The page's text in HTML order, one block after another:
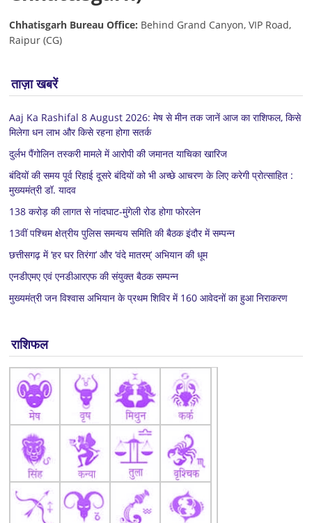
Chhatisgarh Bureau Office: Behind Grand Canyon, VIP Road,
Raipur (CG)
ताज़ा खबरें
Aaj Ka Rashifal 8 August 2026: मेष से मीन तक जानें आज का राशिफल, किसे
मिलेगा धन लाभ और किसे रहना होगा सतर्क
दुर्लभ पैंगोलिन तस्करी मामले में आरोपी की जमानत याचिका खारिज
बंदियों की समय पूर्व रिहाई दूसरे बंदियों को भी अच्छे आचरण के लिए करेगी प्रोत्साहित :
मुख्यमंत्री डॉ. यादव
138 करोड़ की लागत से नांदघाट-मुंगेली रोड होगा फोरलेन
13वीं पश्चिम क्षेत्रीय पुलिस समन्वय समिति की बैठक इंदौर में सम्पन्न
छत्तीसगढ़ में ‘हर घर तिरंगा’ और ‘वंदे मातरम्’ अभियान की धूम
एनडीएमए एवं एनडीआरएफ की संयुक्त बैठक सम्पन्न
मुख्यमंत्री जन विश्वास अभियान के प्रथम शिविर में 160 आवेदनों का हुआ निराकरण
राशिफल